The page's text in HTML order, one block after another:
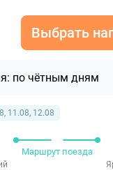
Выбрать
по чётным дням
11.08, 12.08
Маршрут поезда